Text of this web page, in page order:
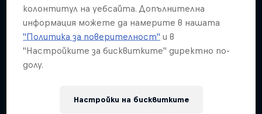
колонтитул на уебсайта. Допълнителна
информация можете да намерите в нашата
"Политика за поверителност" и в
"Настройките за бисквитките" директно по-
долу.
Настройки на бисквитките